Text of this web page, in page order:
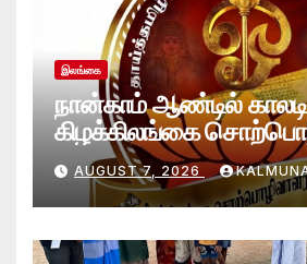
இலங்கை
நான்காம் ஆண்டில்
கிழக்கிலங்கை
ஒன்றியத்துக்கு
வாழ்த்துக்கள்!
AUGUST 7, 2026